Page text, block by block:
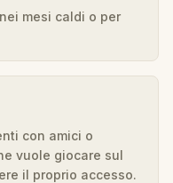
mesi caldi o per
con amici o
vuole giocare sul
il proprio accesso.